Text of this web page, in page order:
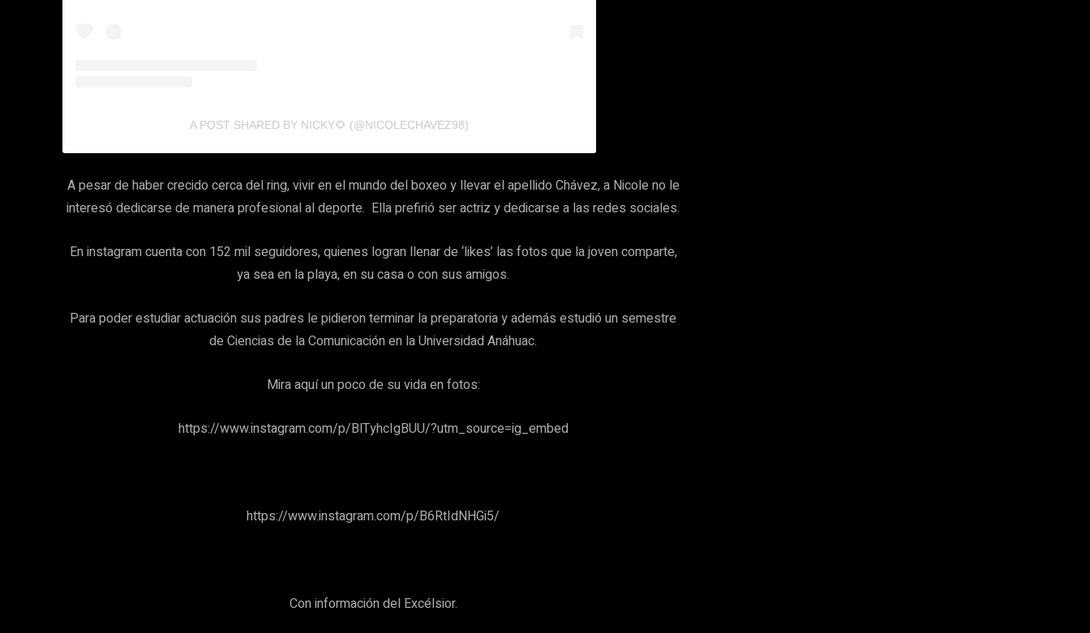
A POST SHARED BY NICKY🌻 (@NICOLECHAVEZ98)
A pesar de haber crecido cerca del ring, vivir en el mundo del boxeo y llevar el apellido Chávez, a Nicole no le
interesó dedicarse de manera profesional al deporte. Ella prefirió ser actriz y dedicarse a las redes sociales.
En instagram cuenta con 152 mil seguidores, quienes logran llenar de ‘likes’ las fotos que la joven comparte,
ya sea en la playa, en su casa o con sus amigos.
Para poder estudiar actuación sus padres le pidieron terminar la preparatoria y además estudió un semestre
de Ciencias de la Comunicación en la Universidad Anáhuac.
Mira aquí un poco de su vida en fotos:
https://www.instagram.com/p/BlTyhcIgBUU/?utm_source=ig_embed
https://www.instagram.com/p/B6RtIdNHGi5/
Con información del Excélsior.